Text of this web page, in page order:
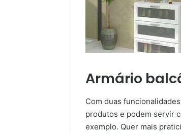
Armário
Com duas
produtos e podem servir
exemplo. Quer mais